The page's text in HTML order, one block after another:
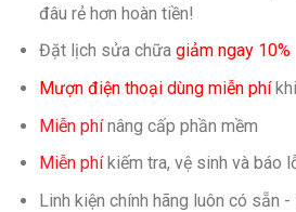
đâu rẻ hơn hoàn tiền!
Đặt lịch sửa chữa giảm ngay 10%
Mượn điện thoại dùng miễn phí
Miễn phínâng cấp phần mềm
Miễn phíkiếm tra, vệ sinh và báo
Linh kiện chính hãng luôn có sẵn